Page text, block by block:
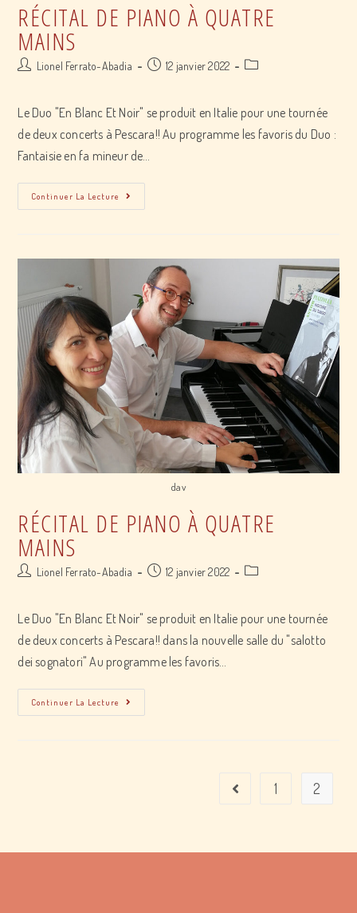
RÉCITAL DE PIANO À QUATRE
MAINS
Post Lionel Ferrato-Abadia
Post 12 janvier 2022
Post
Le Duo "En Blanc Et Noir" se produit en Italie pour une tournée
de deux concerts à Pescara!! Au programme les favoris du Duo :
Fantaisie en fa mineur de…
Continuer La Lecture
de
quatre
mains
dav
RÉCITAL DE PIANO À QUATRE
MAINS
Post Lionel Ferrato-Abadia
Post 12 janvier 2022
Post
Le Duo "En Blanc Et Noir" se produit en Italie pour une tournée
de deux concerts à Pescara!! dans la nouvelle salle du "salotto
dei sognatori" Au programme les favoris…
Continuer La Lecture
de
Go to the previous page
1 2